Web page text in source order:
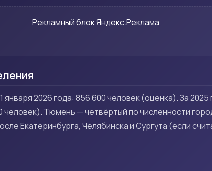
Рекламный блок Яндекс.Реклама
января 2026 года: 856 600 человек (оценка). За 2025
человек). Тюмень — четвёртый по численности
Екатеринбурга, Челябинска и Сургута (если